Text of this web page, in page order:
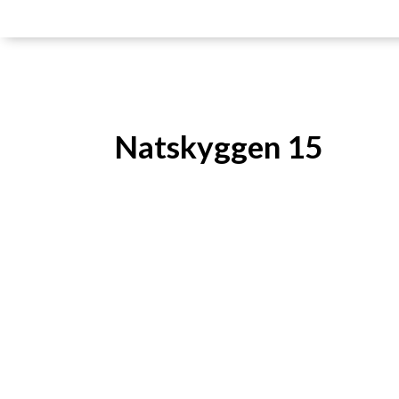
Natskyggen 15